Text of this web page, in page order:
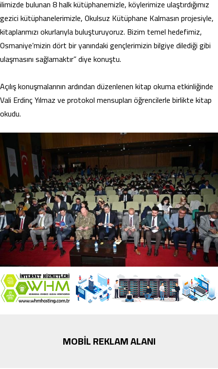
ilimizde bulunan 8 halk kütüphanemizle, köylerimize ulaştırdığımız
gezici kütüphanelerimizle, Okulsuz Kütüphane Kalmasın projesiyle,
kitaplarımızı okurlarıyla buluşturuyoruz. Bizim temel hedefimiz,
Osmaniye’mizin dört bir yanındaki gençlerimizin bilgiye dilediği gibi
ulaşmasını sağlamaktır” diye konuştu.
Açılış konuşmalarının ardından düzenlenen kitap okuma etkinliğinde
Vali Erdinç Yılmaz ve protokol mensupları öğrencilerle birlikte kitap
okudu.
MOBİL REKLAM ALANI